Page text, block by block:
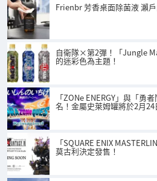
Frienbr 芳香桌面除菌液 瀨
自衛隊×第2彈！「Jungle
的迷彩色為主題！
「ZONe ENERGY」與「勇
名！金屬史萊姆罐將於2月24
「SQUARE ENIX
莫古利決定發售！